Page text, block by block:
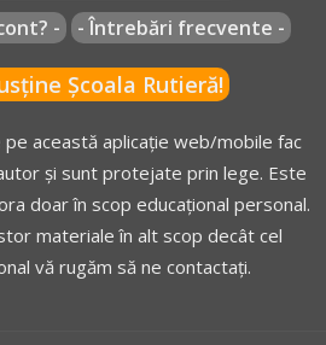
km/h a vitezei maxime admise pe
pentru categoria din care face
constatata, potrivit legii, cu
si verificate metrologic;
pentru savarsirea urmatoarelor
-
- Întrebări frecvente -
Școala Rutieră!
această aplicație web/mobile fac
și sunt protejate prin lege. Este
doar în scop educațional personal.
materiale în alt scop decât cel
vă rugăm să ne contactați.